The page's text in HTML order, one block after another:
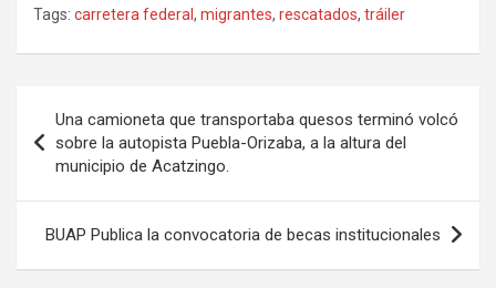
Tags: carretera federal, migrantes, rescatados, tráiler
de
entradas
Una camioneta que transportaba quesos terminó volcó
sobre la autopista Puebla-Orizaba, a la altura del
municipio de Acatzingo.
BUAP Publica la convocatoria de becas institucionales